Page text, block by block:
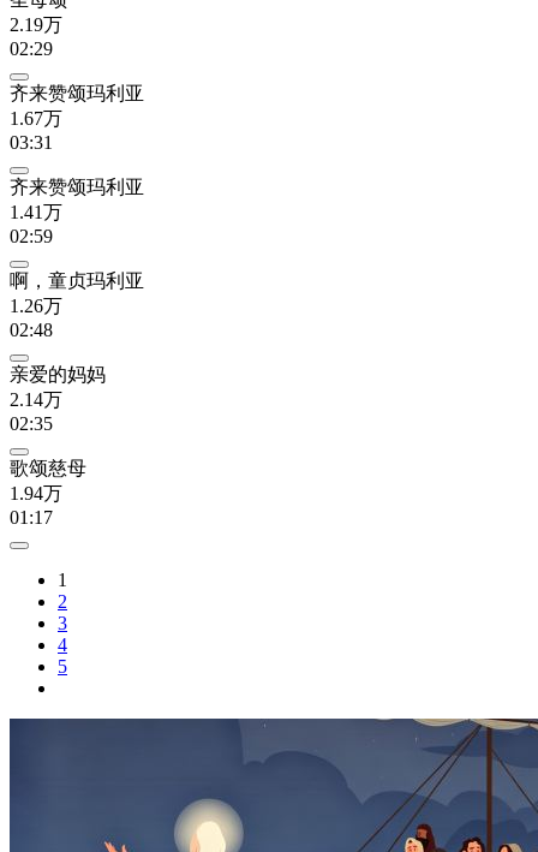
2.19万
02:29
齐来赞颂玛利亚
1.67万
03:31
齐来赞颂玛利亚
1.41万
02:59
啊，童贞玛利亚
1.26万
02:48
亲爱的妈妈
2.14万
02:35
歌颂慈母
1.94万
01:17
1
2
3
4
5